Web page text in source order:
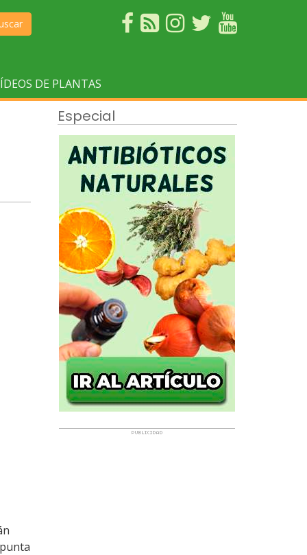
DE PLANTAS
Especial